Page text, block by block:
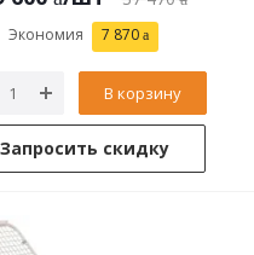
Экономия 7 870
В корзину
Запросить скидку